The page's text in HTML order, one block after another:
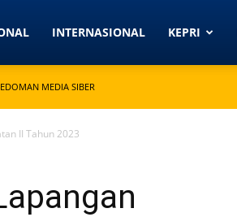
INTERNASIONAL KEPRI
MEDIA SIBER
II Tahun 2023